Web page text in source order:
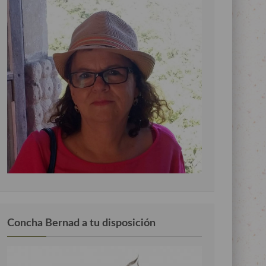
Concha Bernad a tu disposición